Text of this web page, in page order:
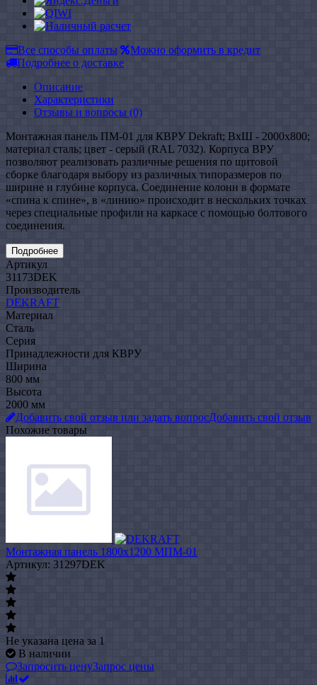
Все способы оплаты
Можно оформить в кредит
Подробнее о доставке
Описание
Характеристики
Отзывы и вопросы (0)
Монтажная панель ПМ-01 для КВРУ Dekraft; ВхШ - 2000x800;
материал сталь; цвет - серый (RAL 7032). Корпуса ВРУ
позволяют реализовать различные решения по щитовой
сборке благодаря выбору из различных типоразмеров по
ширине и глубине корпуса. Соединение колонн в формате
«спина к спине», в «линию» происходит в нескольких точках
через специальные профили на каркасе с помощью болтового
соединения.
Подробнее
Артикул
31173DEK
Производитель
DEKRAFT
Материал
Сталь
Серия
Принадлежности для КВРУ
Ширина
800 мм
Высота
2000 мм
Добавить свой отзыв или задать вопросДобавить свой отзыв
Похожие товары
Монтажная панель 1800x1200 МПМ-01
Артикул: 31297DEK
Не указана цена за 1
В наличии
Запросить ценуЗапрос цены